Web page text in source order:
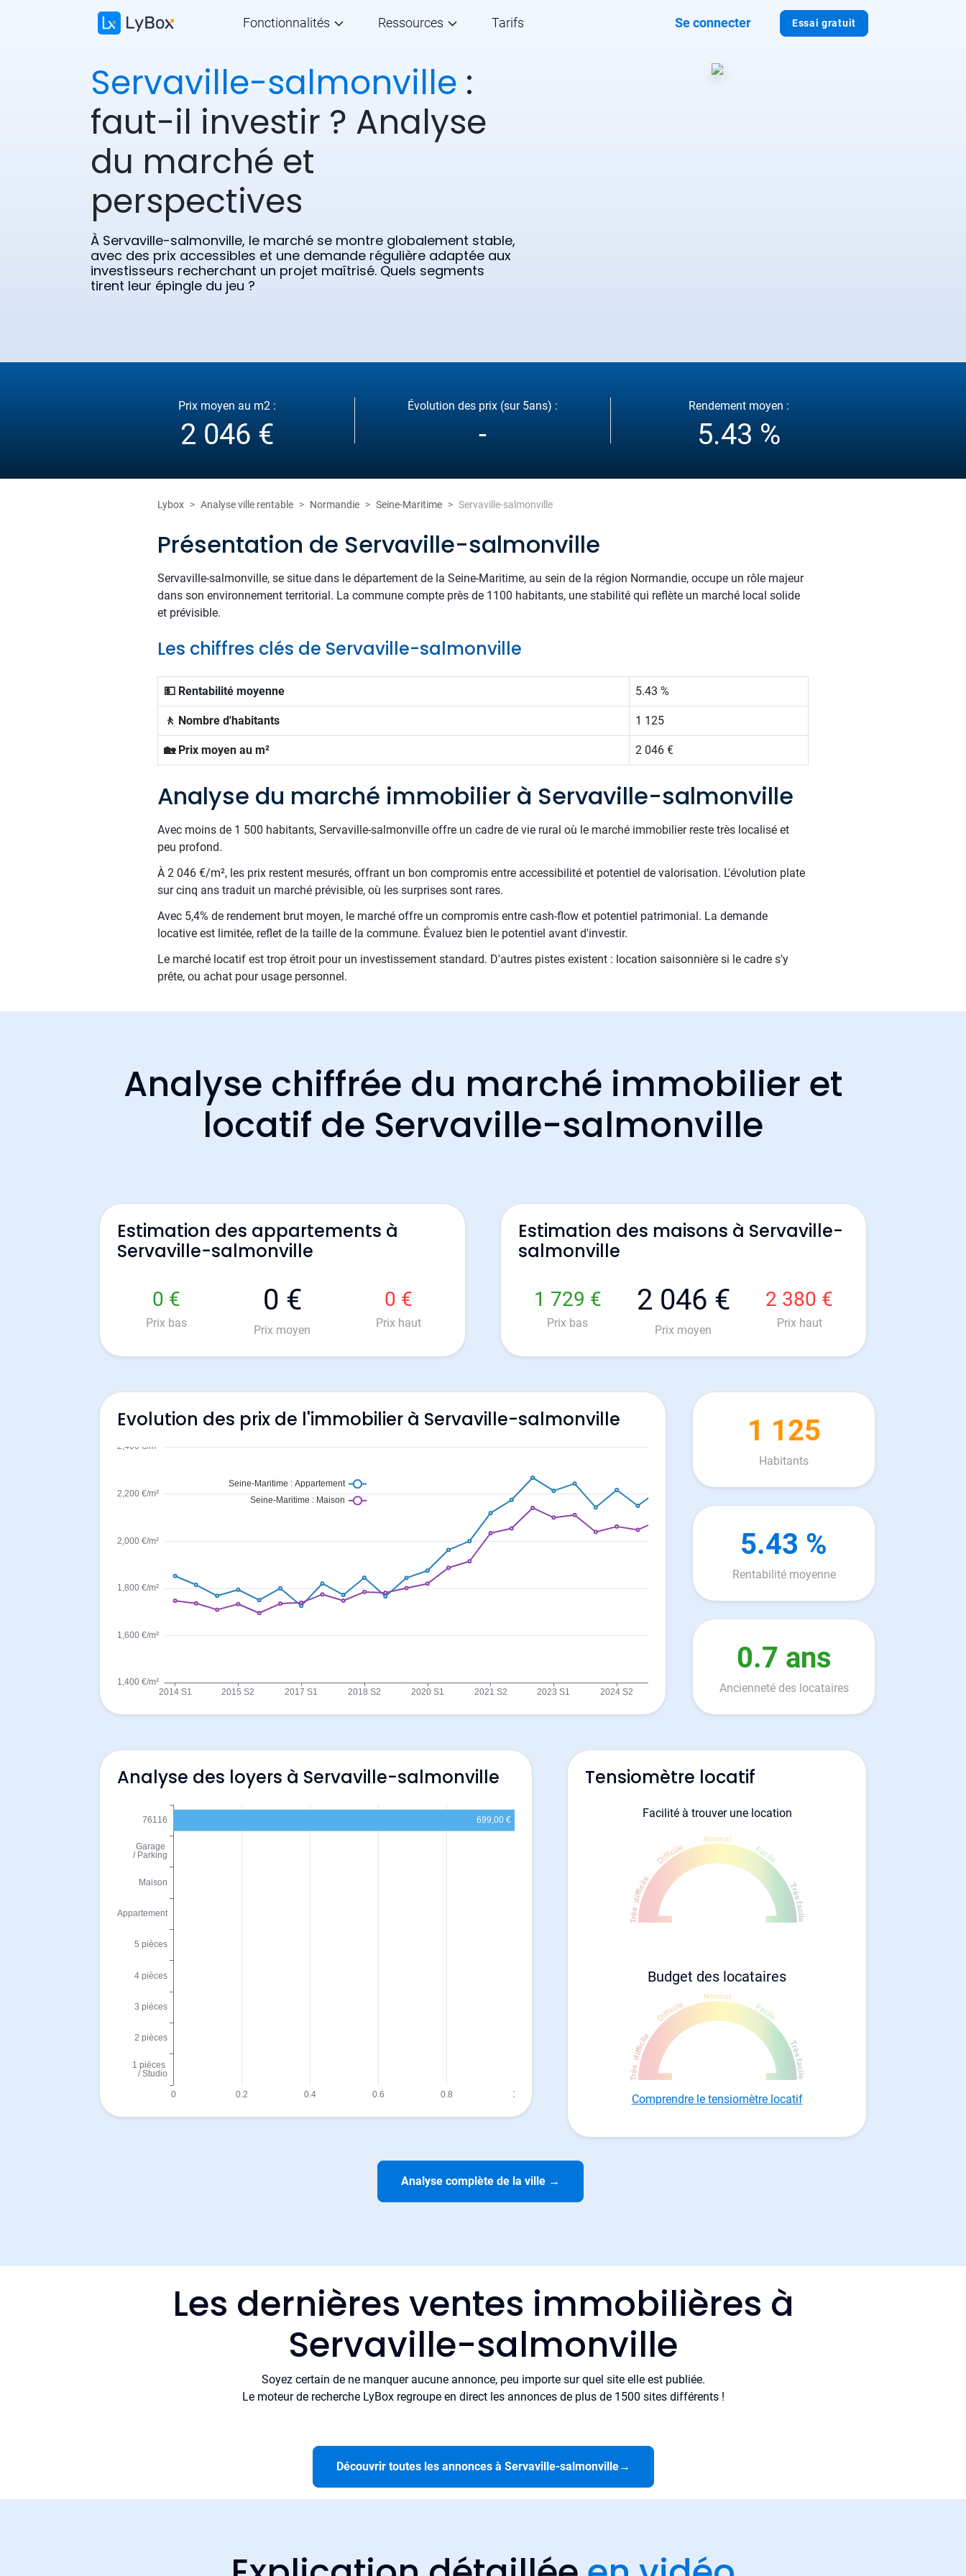
Essai gratuit
Fonctionnalités Ressources Tarifs Se connecter
Servaville-salmonville :
faut-il investir ? Analyse
du marché et
perspectives
À Servaville-salmonville, le marché se montre globalement stable,
avec des prix accessibles et une demande régulière adaptée aux
investisseurs recherchant un projet maîtrisé. Quels segments
tirent leur épingle du jeu ?
Prix moyen au m2 :
2 046 €
Évolution des prix (sur 5ans) :
-
Rendement moyen :
5.43 %
Lybox Analyse ville rentable Normandie Seine-Maritime Servaville-salmonville
Présentation de Servaville-salmonville
Servaville-salmonville, se situe dans le département de la Seine-Maritime, au sein de la région Normandie, occupe un rôle majeur
dans son environnement territorial. La commune compte près de 1100 habitants, une stabilité qui reflète un marché local solide
et prévisible.
Les chiffres clés de Servaville-salmonville
💵 Rentabilité moyenne 5.43 %
🚶 Nombre d'habitants 1 125
🏡 Prix moyen au m² 2 046 €
Analyse du marché immobilier à Servaville-salmonville
Avec moins de 1 500 habitants, Servaville-salmonville offre un cadre de vie rural où le marché immobilier reste très localisé et
peu profond.
À 2 046 €/m², les prix restent mesurés, offrant un bon compromis entre accessibilité et potentiel de valorisation. L'évolution plate
sur cinq ans traduit un marché prévisible, où les surprises sont rares.
Avec 5,4% de rendement brut moyen, le marché offre un compromis entre cash-flow et potentiel patrimonial. La demande
locative est limitée, reflet de la taille de la commune. Évaluez bien le potentiel avant d'investir.
Le marché locatif est trop étroit pour un investissement standard. D'autres pistes existent : location saisonnière si le cadre s'y
prête, ou achat pour usage personnel.
Analyse chiffrée du marché immobilier et
locatif de Servaville-salmonville
Estimation des appartements à
Servaville-salmonville
0 €
Prix bas
0 €
Prix moyen
0 €
Prix haut
Estimation des maisons à Servaville-
salmonville
1 729 €
Prix bas
2 046 €
Prix moyen
2 380 €
Prix haut
Evolution des prix de l'immobilier à Servaville-salmonville 1 125
Habitants
5.43 %
Rentabilité moyenne
0.7 ans
Ancienneté des locataires
Analyse des loyers à Servaville-salmonville Tensiomètre locatif
Facilité à trouver une location
Budget des locataires
Comprendre le tensiomètre locatif
Analyse complète de la ville →
Les dernières ventes immobilières à
Servaville-salmonville
Soyez certain de ne manquer aucune annonce, peu importe sur quel site elle est publiée.
Le moteur de recherche LyBox regroupe en direct les annonces de plus de 1500 sites différents !
Découvrir toutes les annonces à Servaville-salmonville→